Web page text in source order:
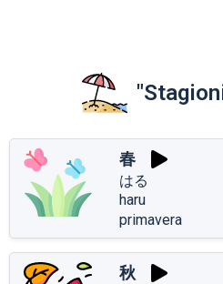
春
はる
haru
primavera
秋